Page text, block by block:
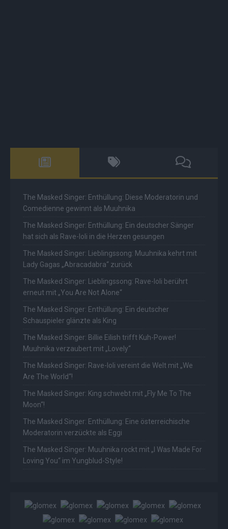
The Masked Singer: Enthüllung: Diese Moderatorin und
Comedienne gewinnt als Muuhnika
The Masked Singer: Enthüllung: Ein deutscher Sänger
hat sich als Rave-Ioli in die Herzen gesungen
The Masked Singer: Lieblingssong: Muuhnika kehrt mit
Lady Gagas „Abracadabra“ zurück
The Masked Singer: Lieblingssong: Rave-Ioli berührt
erneut mit „You Are Not Alone“
The Masked Singer: Enthüllung: Ein deutscher
Schauspieler glänzte als King
The Masked Singer: Billie Eilish trifft Kuh-Power!
Muuhnika verzaubert mit „Lovely“
The Masked Singer: Rave-Ioli vereint die Welt mit „We
Are The World“!
The Masked Singer: King schwebt mit „Fly Me To The
Moon“!
The Masked Singer: Enthüllung: Eine österreichische
Moderatorin verzückte als Eggi
The Masked Singer: Muuhnika rockt mit „I Was Made For
Loving You“ im Yungblud-Style!